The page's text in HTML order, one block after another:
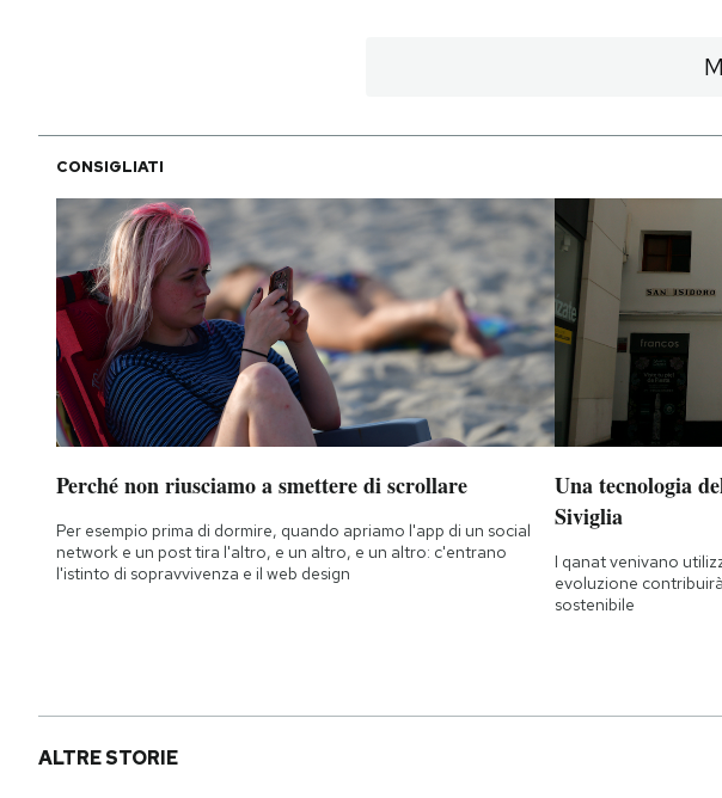
CONSIGLIATI
Perché non riusciamo a smettere di scrollare
Per esempio prima di dormire, quando apriamo l'app di un social
network e un post tira l'altro, e un altro, e un altro: c'entrano
l'istinto di sopravvivenza e il web design
Una tecnologia
Siviglia
I qanat venivano
evoluzione
sostenibile
ALTRE STORIE